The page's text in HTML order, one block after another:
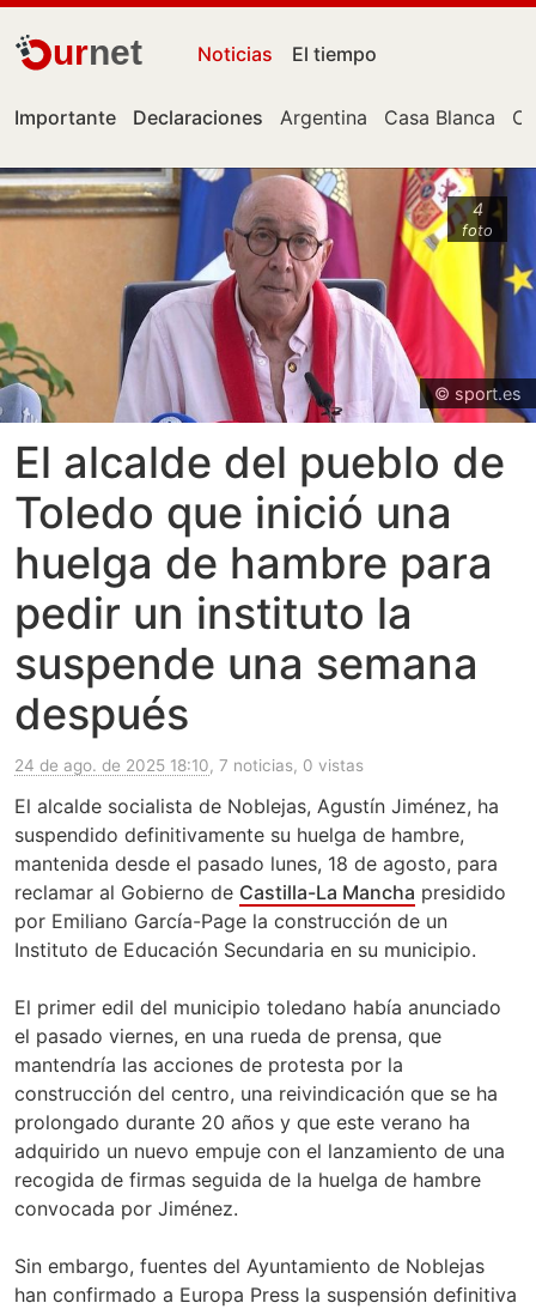
urnet Noticias El tiempo
Importante Declaraciones Argentina Casa Blanca
4
foto
© sport.es
El alcalde del pueblo de
Toledo que inició una
huelga de hambre para
pedir un instituto la
suspende una semana
después
24 de ago. de 2025 18:10, 7 noticias, 0 vistas
El alcalde socialista de Noblejas, Agustín Jiménez, ha
suspendido definitivamente su huelga de hambre,
mantenida desde el pasado lunes, 18 de agosto, para
reclamar al Gobierno de Castilla-La Mancha presidido
por Emiliano García-Page la construcción de un
Instituto de Educación Secundaria en su municipio.
El primer edil del municipio toledano había anunciado
el pasado viernes, en una rueda de prensa, que
mantendría las acciones de protesta por la
construcción del centro, una reivindicación que se ha
prolongado durante 20 años y que este verano ha
adquirido un nuevo empuje con el lanzamiento de una
recogida de firmas seguida de la huelga de hambre
convocada por Jiménez.
Sin embargo, fuentes del Ayuntamiento de Noblejas
han confirmado a Europa Press la suspensión definitiva